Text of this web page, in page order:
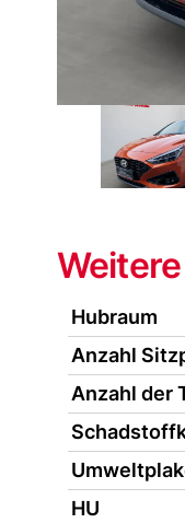
Hubraum
Anzahl
Anzahl der
HU